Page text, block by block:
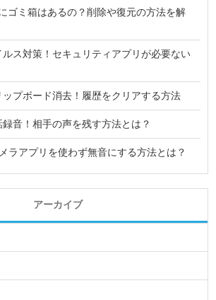
ゴミ箱はあるの？削除や復元の方法を解
ス対策！セキュリティアプリが必要ない
プボード消去！履歴をクリアする方法
音！相手の声を残す方法とは？
ラアプリを使わず無音にする方法とは？
アーカイブ